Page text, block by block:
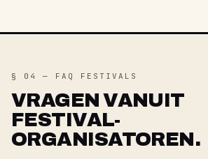
§ 04 — FAQ FESTIVALS
VRAGEN VANUIT
FESTIVAL-
ORGANISATOREN.